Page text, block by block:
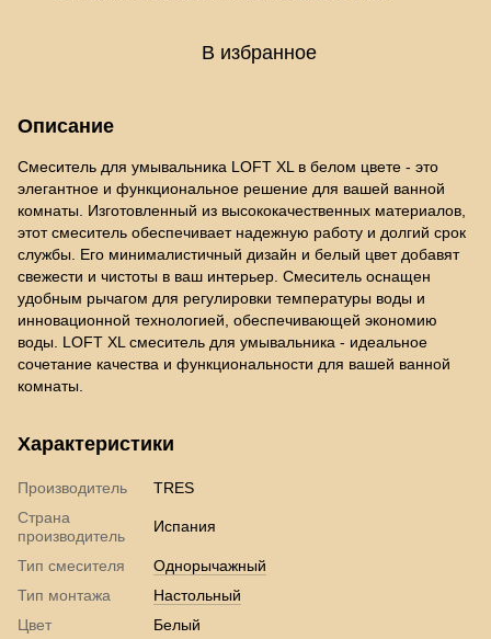
В избранное
Описание
Смеситель для умывальника LOFT XL в белом цвете - это
элегантное и функциональное решение для вашей ванной
комнаты. Изготовленный из высококачественных материалов,
этот смеситель обеспечивает надежную работу и долгий срок
службы. Его минималистичный дизайн и белый цвет добавят
свежести и чистоты в ваш интерьер. Смеситель оснащен
удобным рычагом для регулировки температуры воды и
инновационной технологией, обеспечивающей экономию
воды. LOFT XL смеситель для умывальника - идеальное
сочетание качества и функциональности для вашей ванной
комнаты.
Характеристики
Производитель
TRES
Страна
производитель
Испания
Тип смесителя
Однорычажный
Тип монтажа
Настольный
Цвет
Белый